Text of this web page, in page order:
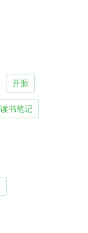
开源
读书笔记